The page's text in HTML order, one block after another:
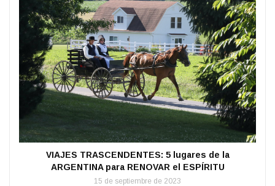
VIAJES TRASCENDENTES: 5 lugares de la
ARGENTINA para RENOVAR el ESPÍRITU
15 de septiembre de 2023